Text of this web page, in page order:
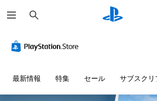
索
最新情報 特集 セール サブスクリ